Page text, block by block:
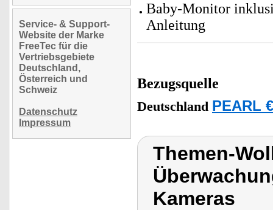
Service- & Support-
Website der Marke
FreeTec für die
Vertriebsgebiete
Deutschland,
Österreich und
Schweiz
Datenschutz
Impressum
Baby-Monitor
Anleitung
Bezugsquelle
Deutschland PEARL
Themen-
Kameras